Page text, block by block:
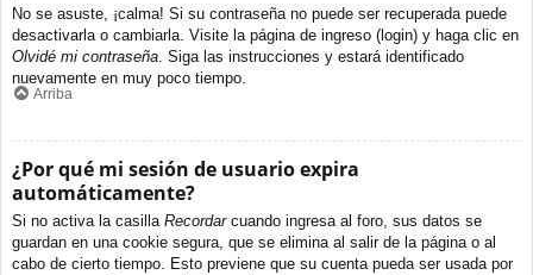
No se asuste, ¡calma! Si su contraseña no puede ser recuperada puede
desactivarla o cambiarla. Visite la página de ingreso (login) y haga clic en
Olvidé mi contraseña . Siga las instrucciones y estará identificado
nuevamente en muy poco tiempo.
Arriba
¿Por qué mi sesión de usuario expira
automáticamente?
Si no activa la casilla Recordarcuando ingresa al foro, sus datos se
guardan en una cookie segura, que se elimina al salir de la página o al
cabo de cierto tiempo. Esto previene que su cuenta pueda ser usada por